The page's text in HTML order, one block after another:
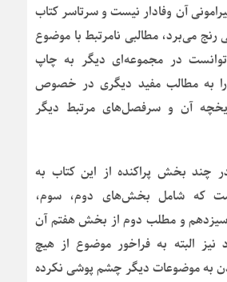
آن وفادار نیست و سرتاسر کتاب
رنج می‌برد، مطالبی نامرتبط با موضوع
در مجموعه‌ای دیگر به چاپ
به مطالب مفید دیگری در خصوص
آن و سرفصل‌های مرتبط دیگر
چند بخش پراکنده از این کتاب به
است که شامل بخش‌های دوم، سوم،
سیزدهم و مطلب دوم از بخش هفتم آن
البته به فراخور موضوع از هیچ
به موضوعات دیگر چشم پوشی نکرده